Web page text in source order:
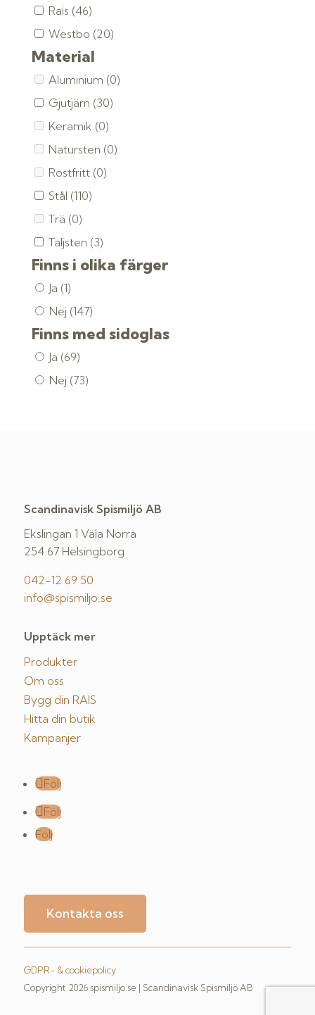
Rais (46)
Westbo (20)
Material
Aluminium (0)
Gjutjärn (30)
Keramik (0)
Natursten (0)
Rostfritt (0)
Stål (110)
Trä (0)
Täljsten (3)
Finns i olika färger
Ja (1)
Nej (147)
Finns med sidoglas
Ja (69)
Nej (73)
Scandinavisk Spismiljö AB
Ekslingan 1 Väla Norra
254 67 Helsingborg
042-12 69 50
info@spismiljo.se
Upptäck mer
Produkter
Om oss
Bygg din RAIS
Hitta din butik
Kampanjer
Följ
Följ
Följ
Kontakta oss
GDPR- & cookiepolicy
Copyright 2026 spismiljo.se | Scandinavisk Spismiljö AB